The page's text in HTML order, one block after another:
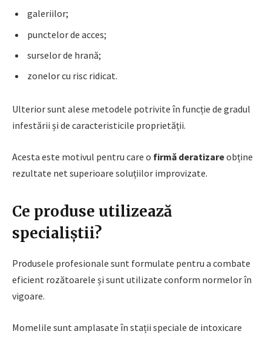
galeriilor;
punctelor de acces;
surselor de hrană;
zonelor cu risc ridicat.
Ulterior sunt alese metodele potrivite în funcție de gradul
infestării și de caracteristicile proprietății.
Acesta este motivul pentru care o firmă deratizareobține
rezultate net superioare soluțiilor improvizate.
Ce produse utilizează
specialiștii?
Produsele profesionale sunt formulate pentru a combate
eficient rozătoarele și sunt utilizate conform normelor în
vigoare.
Momelile sunt amplasate în stații speciale de intoxicare